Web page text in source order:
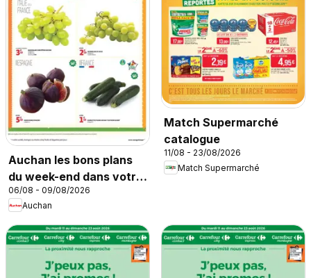
Auchan les bons plans
du week-end dans votre
super
06/08 - 09/08/2026
Auchan
Match Supermarché
catalogue
11/08 - 23/08/2026
Match Supermarché